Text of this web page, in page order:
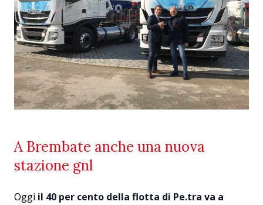
A Brembate anche una nuova
stazione gnl
Oggi il 40 per cento della flotta di Pe.tra va a